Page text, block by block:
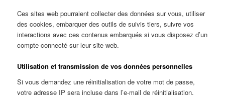
Ces sites web pourraient collecter des données sur vous, utiliser
des cookies, embarquer des outils de suivis tiers, suivre vos
interactions avec ces contenus embarqués si vous disposez d’un
compte connecté sur leur site web.
Utilisation et transmission de vos données personnelles
Si vous demandez une réinitialisation de votre mot de passe,
votre adresse IP sera incluse dans l’e-mail de réinitialisation.